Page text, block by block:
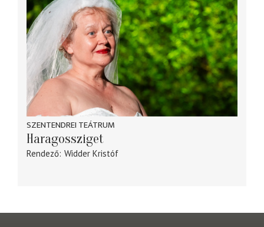
SZENTENDREI TEÁTRUM
Haragossziget
Rendező Widder Kristóf